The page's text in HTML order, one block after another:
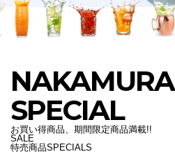
NAKAMURA
SPECIAL
お買い得商品、期間限定商品満載!!
SALE
特売商品SPECIALS